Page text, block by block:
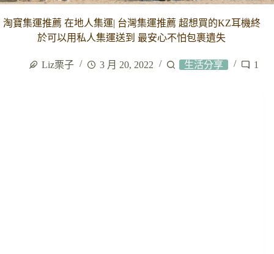
淘寶集運推薦 在地人集運| 台灣集運推薦 超想買的KZ耳機終
於可以用私人集運送到 最安心不怕包裹遺失
Liz栗子 3 月 20, 2022 生活分享 1